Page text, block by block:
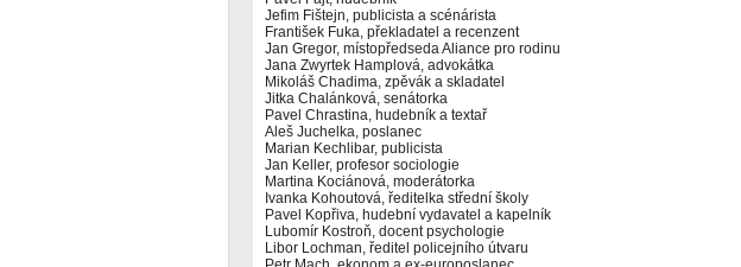
Jefim Fištejn, publicista a scénárista
František Fuka, překladatel a recenzent
Jan Gregor, místopředseda Aliance pro rodinu
Jana Zwyrtek Hamplová, advokátka
Mikoláš Chadima, zpěvák a skladatel
Jitka Chalánková, senátorka
Pavel Chrastina, hudebník a textař
Aleš Juchelka, poslanec
Marian Kechlibar, publicista
Jan Keller, profesor sociologie
Martina Kociánová, moderátorka
Ivanka Kohoutová, ředitelka střední školy
Pavel Kopřiva, hudební vydavatel a kapelník
Lubomír Kostroň, docent psychologie
Libor Lochman, ředitel policejního útvaru